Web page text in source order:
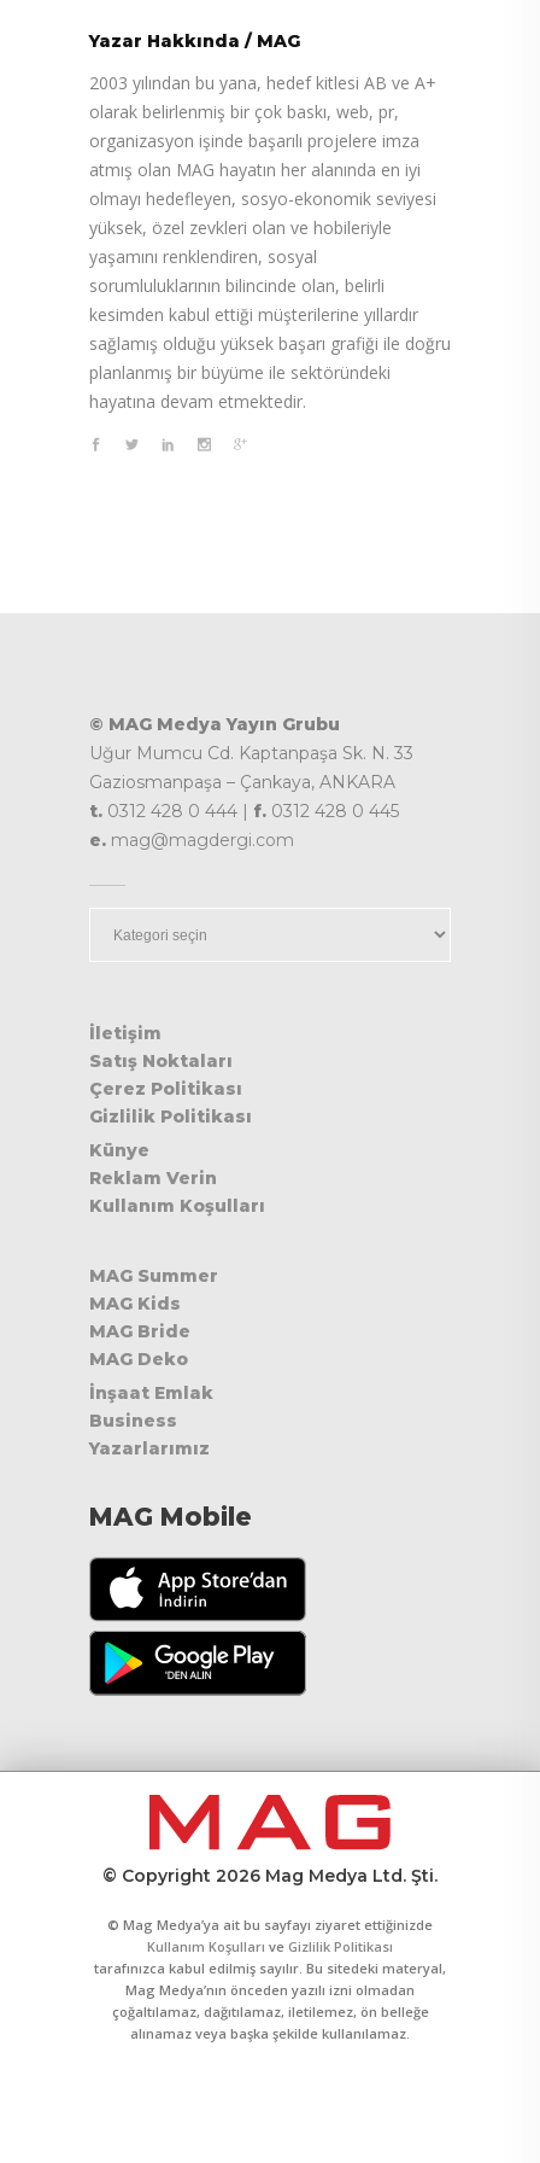
Yazar Hakkında / MAG
2003 yılından bu yana, hedef kitlesi AB ve A+
olarak belirlenmiş bir çok baskı, web, pr,
organizasyon işinde başarılı projelere imza
atmış olan MAG hayatın her alanında en iyi
olmayı hedefleyen, sosyo-ekonomik seviyesi
yüksek, özel zevkleri olan ve hobileriyle
yaşamını renklendiren, sosyal
sorumluluklarının bilincinde olan, belirli
kesimden kabul ettiği müşterilerine yıllardır
sağlamış olduğu yüksek başarı grafiği ile doğru
planlanmış bir büyüme ile sektöründeki
hayatına devam etmektedir.
© MAG Medya Yayın Grubu
Uğur Mumcu Cd. Kaptanpaşa Sk. N. 33
Gaziosmanpaşa – Çankaya, ANKARA
t. 0312 428 0 444 | f. 0312 428 0 445
e. mag@magdergi.com
İletişim
Satış Noktaları
Çerez Politikası
Gizlilik Politikası
Künye
Reklam Verin
Kullanım Koşulları
MAG Summer
MAG Kids
MAG Bride
MAG Deko
İnşaat Emlak
Business
Yazarlarımız
MAG Mobile
© Copyright 2026 Mag Medya Ltd. Şti.
© Mag Medya’ya ait bu sayfayı ziyaret ettiğinizde
Kullanım Koşulları ve Gizlilik Politikası
tarafınızca kabul edilmiş sayılır. Bu sitedeki materyal,
Mag Medya’nın önceden yazılı izni olmadan
çoğaltılamaz, dağıtılamaz, iletilemez, ön belleğe
alınamaz veya başka şekilde kullanılamaz.